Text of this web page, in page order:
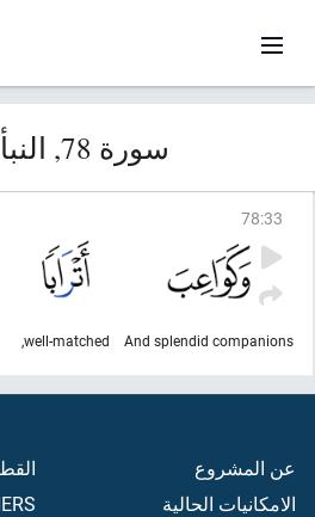
سورة 78, النبأ (النبأ)
78:33
And splendid companions
well-matched,
عن المشروع
الامكانيات الحالية